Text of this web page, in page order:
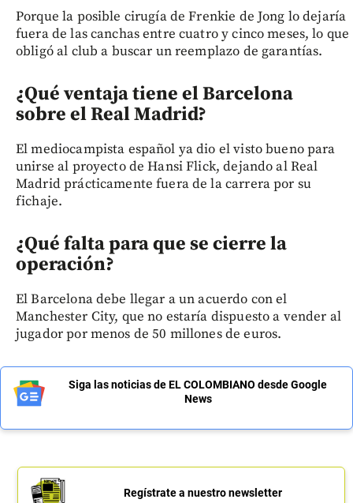
Porque la posible cirugía de Frenkie de Jong lo dejaría
fuera de las canchas entre cuatro y cinco meses, lo que
obligó al club a buscar un reemplazo de garantías.
¿Qué ventaja tiene el Barcelona
sobre el Real Madrid?
El mediocampista español ya dio el visto bueno para
unirse al proyecto de Hansi Flick, dejando al Real
Madrid prácticamente fuera de la carrera por su
fichaje.
¿Qué falta para que se cierre la
operación?
El Barcelona debe llegar a un acuerdo con el
Manchester City, que no estaría dispuesto a vender al
jugador por menos de 50 millones de euros.
Siga las noticias de EL COLOMBIANO desde Google
News
Regístrate a nuestro newsletter